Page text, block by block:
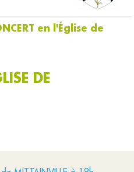
en l'Église de
DE